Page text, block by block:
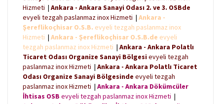
Hizmeti | Ankara - Ankara Sanayi Odası 2. ve 3. OSBde
evyeli tezgah paslanmaz inox Hizmeti | Ankara -
Şereflikoçhisar O.S.B. evyeli tezgah paslanmaz inox
Hizmeti | Ankara - Şereflikoçhisar O.S.B.de evyeli
tezgah paslanmaz inox Hizmeti | Ankara - Ankara Polatlı
Ticaret Odası Organize Sanayi Bölgesievyeli tezgah
paslanmaz inox Hizmeti | Ankara - Ankara Polatlı Ticaret
Odası Organize Sanayi Bölgesinde evyeli tezgah
paslanmaz inox Hizmeti | Ankara - Ankara Dökümcüler
İhtisas OSB evyeli tezgah paslanmaz inox Hizmeti |